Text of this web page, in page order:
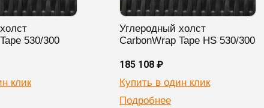
530/300
клик
Углеродный холст
CarbonWrap Tape HS 530/300
185 108 ₽
Купить в один клик
Подробнее